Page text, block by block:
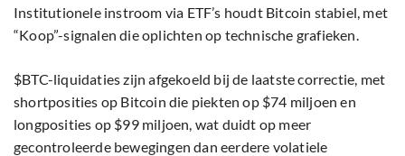
Institutionele instroom via ETF’s houdt Bitcoin stabiel, met
“Koop”-signalen die oplichten op technische grafieken.
$BTC-liquidaties zijn afgekoeld bij de laatste correctie, met
shortposities op Bitcoin die piekten op $74 miljoen en
longposities op $99 miljoen, wat duidt op meer
gecontroleerde bewegingen dan eerdere volatiele